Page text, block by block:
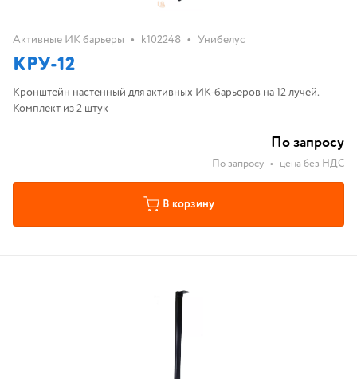
Активные ИК барьеры • k102248 • Унибелус
КРУ-12
Кронштейн настенный для активных ИК-барьеров на 12 лучей.
Комплект из 2 штук
По запросу
По запросу • цена без НДС
В корзину